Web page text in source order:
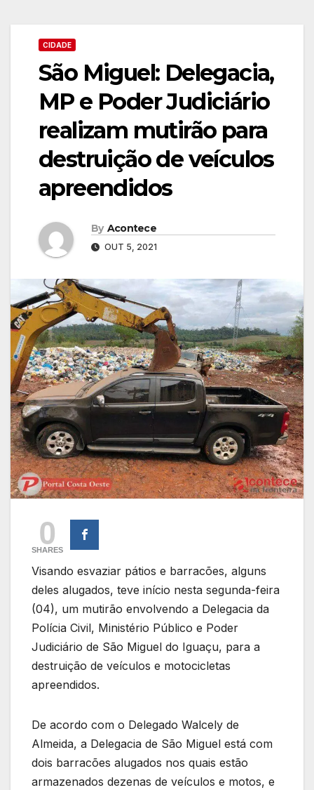
CIDADE
São Miguel: Delegacia,
MP e Poder Judiciário
realizam mutirão para
destruição de veículos
apreendidos
By Acontece
OUT 5, 2021
0
SHARES
Visando esvaziar pátios e barracões, alguns
deles alugados, teve início nesta segunda-feira
(04), um mutirão envolvendo a Delegacia da
Polícia Civil, Ministério Público e Poder
Judiciário de São Miguel do Iguaçu, para a
destruição de veículos e motocicletas
apreendidos.
De acordo com o Delegado Walcely de
Almeida, a Delegacia de São Miguel está com
dois barracões alugados nos quais estão
armazenados dezenas de veículos e motos, e